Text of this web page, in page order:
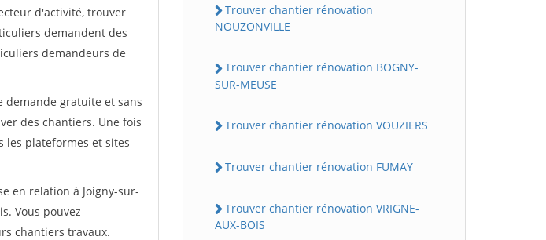
d'activité, trouver
demandent des
demandeurs de
demande gratuite et sans
des chantiers. Une fois
les plateformes et sites
en relation à Joigny-sur-
Vous pouvez
chantiers travaux.
Trouver chantier rénovation
NOUZONVILLE
Trouver chantier rénovation BOGNY-
SUR-MEUSE
Trouver chantier rénovation VOUZIERS
Trouver chantier rénovation FUMAY
Trouver chantier rénovation VRIGNE-
AUX-BOIS